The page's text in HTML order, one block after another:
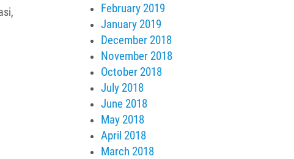
February 2019
January 2019
December 2018
November 2018
October 2018
July 2018
June 2018
May 2018
April 2018
March 2018